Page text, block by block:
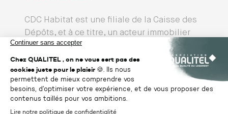
CDC Habitat est une filiale de la Caisse des
Dépôts, et à ce titre, un acteur immobilier
d’intérêt général. Le groupe gère
aujourd’hui plus de 560 000 logements sur
l’ensemble du territoire français, dont 366
000 logements sociaux. Cela couvre un très
large spectre : de l’hébergement d’urgence
avec Adoma, au logement social via CDC